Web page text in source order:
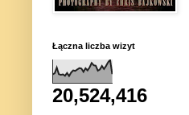
Łączna liczba wizyt
20,524,416